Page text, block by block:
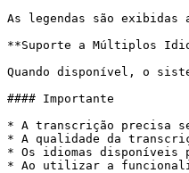
As legendas são exibidas
**Suporte a Múltiplos
Quando disponível, o
#### Importante
* A transcrição precisa
* A qualidade da
* Os idiomas disponíveis
* Ao utilizar a